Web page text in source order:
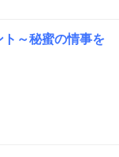
ト～秘蜜の情事を